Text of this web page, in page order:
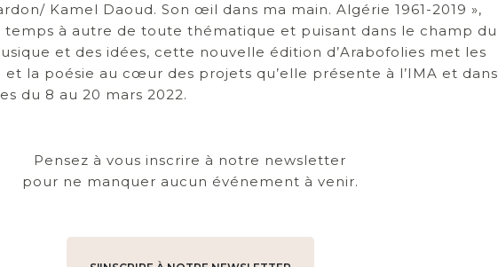
Kamel Daoud. Son œil dans ma main. Algérie 1961-2019 »,
temps à autre de toute thématique et puisant dans le champ du
et des idées, cette nouvelle édition d’Arabofolies met les
la poésie au cœur des projets qu’elle présente à l’IMA et dans
du 8 au 20 mars 2022.
Pensez à vous inscrire à notre newsletter
pour ne manquer aucun événement à venir.